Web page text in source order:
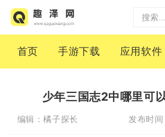
首页 手游下载 应用软件
少年三国志2中哪里可
编辑：橘子探长 发布时间